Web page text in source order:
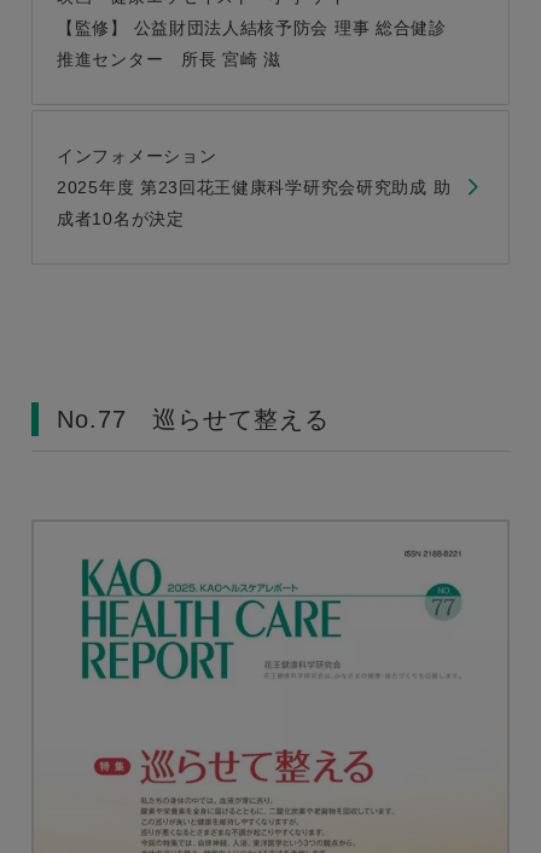
【監修】 公益財団法人結核予防会 理事 総合健診
推進センター 所長 宮崎 滋
インフォメーション
2025年度 第23回花王健康科学研究会研究助成 助
成者10名が決定
No.77 巡らせて整える